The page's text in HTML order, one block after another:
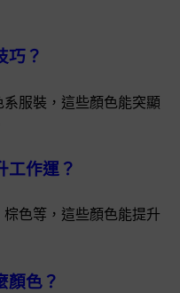
巧？
服裝，這些顏色能突顯
工作運？
色等，這些顏色能提升
顏色？